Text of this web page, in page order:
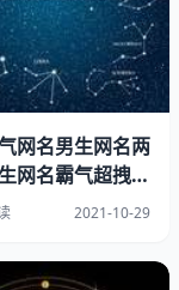
网名男生网名两
网名霸气超拽高
2021-10-29